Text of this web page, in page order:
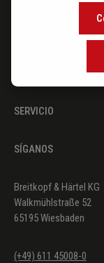
SERVICIO
SÍGANOS
Breitkopf & Härtel KG
Walkmühlstraße 52
65195 Wiesbaden
(+49) 611 45008-0